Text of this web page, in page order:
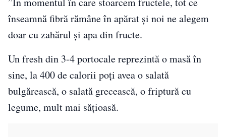
înseamnă fibră rămâne în apărat și noi ne alegem
doar cu zahărul și apa din fructe.
Un fresh din 3-4 portocale reprezintă o masă în
sine, la 400 de calorii poți avea o salată
bulgărească, o salată grecească, o friptură cu
legume, mult mai sățioasă.